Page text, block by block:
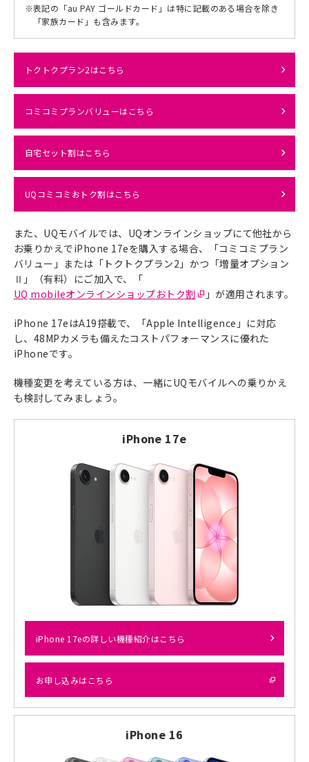
※表記の「au PAY ゴールドカード」は特に記載のある場合を除き
「家族カード」も含みます。
トクトクプラン2はこちら
コミコミプランバリューはこちら
自宅セット割はこちら
UQコミコミおトク割はこちら
また、UQモバイルでは、UQオンラインショップにて他社から
お乗りかえでiPhone 17eを購入する場合、「コミコミプラン
バリュー」または「トクトクプラン2」かつ「増量オプション
Ⅱ」（有料）にご加入で、「
UQ mobileオンラインショップおトク割
」が適用されます。
iPhone 17eはA19搭載で、「Apple Intelligence」に対応
し、48MPカメラも備えたコストパフォーマンスに優れた
iPhoneです。
機種変更を考えている方は、一緒にUQモバイルへの乗りかえ
も検討してみましょう。
iPhone 17e
iPhone 17eの詳しい機種紹介はこちら
お申し込みはこちら
iPhone 16